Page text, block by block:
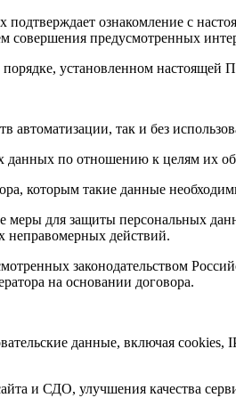
ознакомление с
совершения предусмотренных
установленном настоящей
автоматизации, так и без
данных по отношению к целям их
которым такие данные
для защиты персональных
неправомерных действий.
законодательством
на основании договора.
данные, включая cookies,
и СДО, улучшения качества